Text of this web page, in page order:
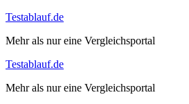
Zum
springen
Testablauf.de
Mehr als nur eine Vergleichsportal
Testablauf.de
Mehr als nur eine Vergleichsportal